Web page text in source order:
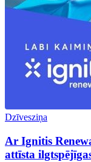
Dzīvesziņa
Ar Ignitis
attīsta